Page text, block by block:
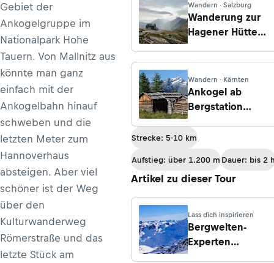
Gebiet der
Ankogelgruppe im
Nationalpark Hohe
Tauern. Von Mallnitz aus
könnte man ganz
einfach mit der
Ankogelbahn hinauf
schweben und die
letzten Meter zum
Hannoverhaus
absteigen. Aber viel
schöner ist der Weg
über den
Kulturwanderweg
Römerstraße und das
letzte Stück am
Wandern · Salzburg
Wanderung zur
Hagener Hütte
Jamnigalm/
Mallnitz
Wandern · Kärnten
Ankogel ab
Bergstation
Strecke: 5-10 km
Aufstieg: über 1.200 m Dauer: bis 2
Artikel zu dieser Tour
Lass dich inspirieren
Bergwelten-
Experten